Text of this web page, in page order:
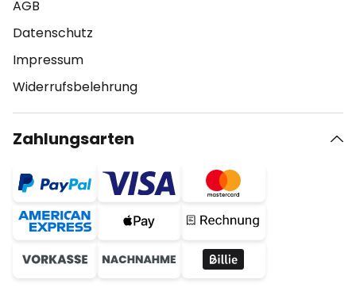
AGB
Datenschutz
Impressum
Widerrufsbelehrung
Zahlungsarten